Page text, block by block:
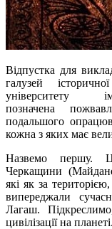
Відпустка для
галузей
університету
позначена
подальшого
кожна з яких має
Назвемо першу.
Черкащини
які як за
випереджали
Лагаш.
цивілізації на планеті.